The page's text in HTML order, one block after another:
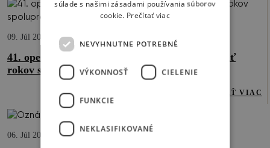
09. Júl 2026
41. operné turné v Japonsku sa skončilo. Tridsať
rokov spolupráce, ktorá nemá obdobu.
ČÍTAŤ VIAC
06. Júl 2026
súlade s našimi zásadami používania súborov
cookie. Prečítať viac
NEVYHNUTNE POTREBNÉ
VÝKONNOSŤ CIELENIE
FUNKCIE
NEKLASIFIKOVANÉ